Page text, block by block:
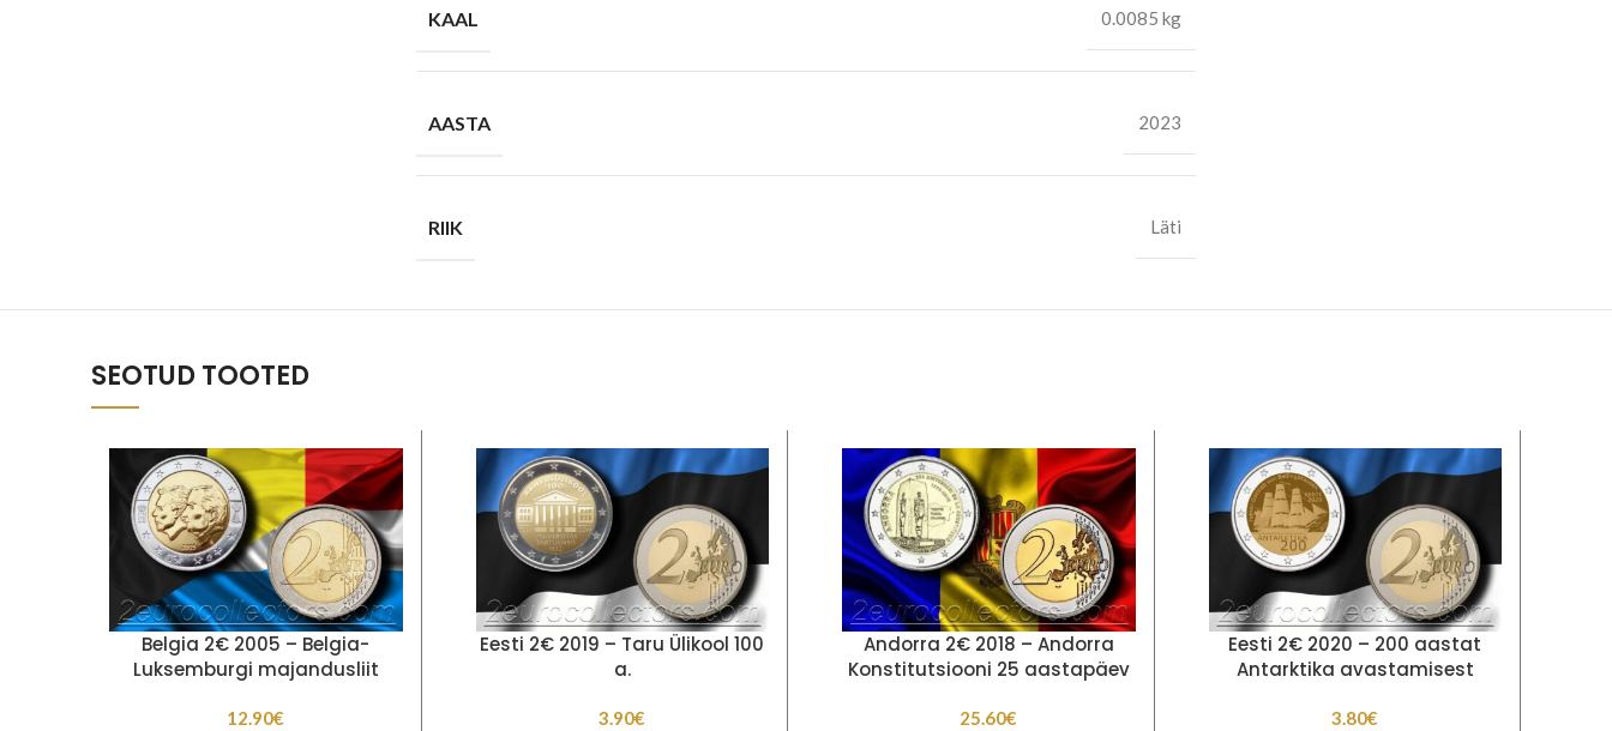
KAAL 0.0085 kg
AASTA 2023
RIIK Läti
SEOTUD TOOTED
Belgia 2€ 2005 – Belgia-
Luksemburgi majandusliit
12.90€
Eesti 2€ 2019 – Taru Ülikool 100
a.
3.90€
Andorra 2€ 2018 – Andorra
Konstitutsiooni 25 aastapäev
25.60€
Eesti 2€ 2020 – 200 aastat
Antarktika avastamisest
3.80€